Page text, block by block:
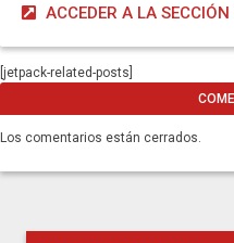
ACCEDER A LA SECCIÓN
[jetpack-related-posts]
Los comentarios están cerrados.